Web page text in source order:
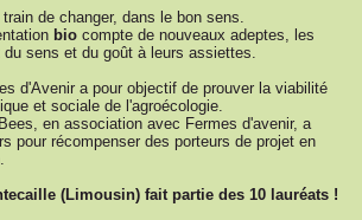
de changer, dans le bon sens.
bio compte de nouveaux adeptes, les
sens et du goût à leurs assiettes.
d'Avenir a pour objectif de prouver la viabilité
et sociale de l'agroécologie.
en association avec Fermes d'avenir, a
pour récompenser des porteurs de projet en
(Limousin) fait partie des 10 lauréats !